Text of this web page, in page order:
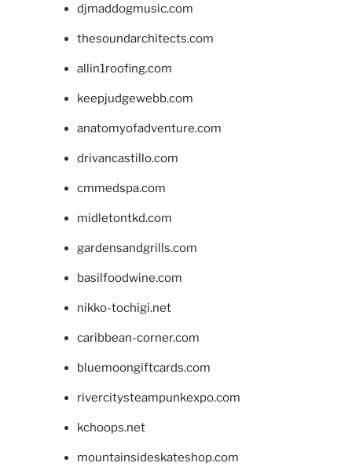
djmaddogmusic.com
thesoundarchitects.com
allin1roofing.com
keepjudgewebb.com
anatomyofadventure.com
drivancastillo.com
cmmedspa.com
midletontkd.com
gardensandgrills.com
basilfoodwine.com
nikko-tochigi.net
caribbean-corner.com
bluemoongiftcards.com
rivercitysteampunkexpo.com
kchoops.net
mountainsideskateshop.com